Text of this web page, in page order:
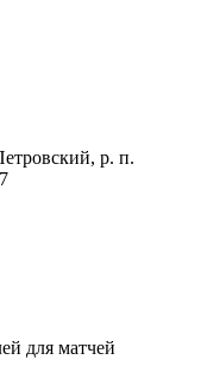
р. п.
для матчей